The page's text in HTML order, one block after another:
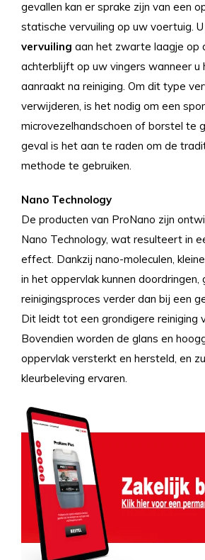
gevallen kan er sprake zijn van een
statische vervuiling op uw voertuig.
vervuiling aan het zwarte laagje op
achterblijft op uw vingers wanneer u
aanraakt na reiniging. Om dit type
verwijderen, is het nodig om een
microvezelhandschoen of borstel te
geval is het aan te raden om de
methode te gebruiken.
Nano Technology
De producten van ProNano zijn
Nano Technology, wat resulteert in
effect. Dankzij nano-moleculen,
in het oppervlak kunnen
reinigingsproces verder dan bij een
Dit leidt tot een grondigere reiniging
Bovendien worden de glans en
oppervlak versterkt en hersteld, en
kleurbeleving ervaren.